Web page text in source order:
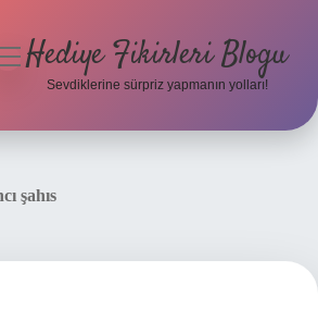
Hediye Fikirleri Blogu
Sevdiklerine sürpriz yapmanın yolları!
şahıs